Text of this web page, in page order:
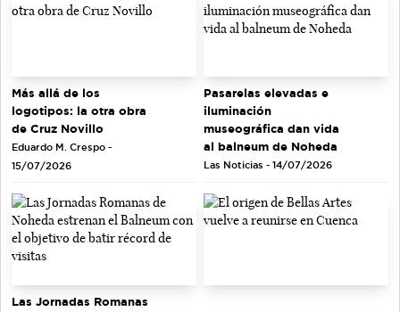
Más allá de los
logotipos: la otra obra
de Cruz Novillo
Eduardo M. Crespo -
15/07/2026
Pasarelas elevadas e
iluminación
museográfica dan vida
al balneum de Noheda
Las Noticias - 14/07/2026
Las Jornadas Romanas